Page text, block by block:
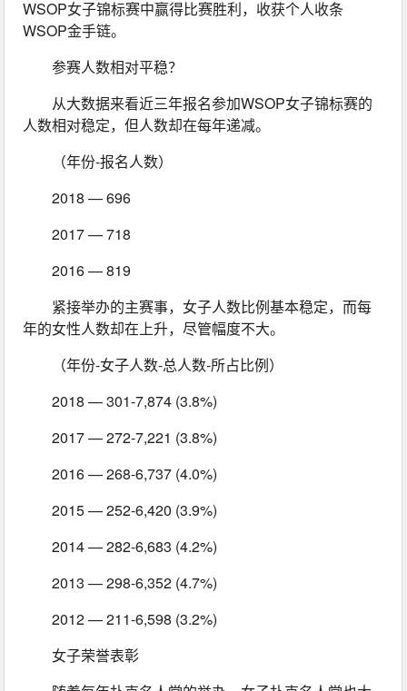
WSOP女子锦标赛中赢得比赛胜利，收获个人收条
WSOP金手链。
参赛人数相对平稳？
从大数据来看近三年报名参加WSOP女子锦标赛的
人数相对稳定，但人数却在每年递减。
（年份-报名人数）
2018 — 696
2017 — 718
2016 — 819
紧接举办的主赛事，女子人数比例基本稳定，而每
年的女性人数却在上升，尽管幅度不大。
（年份-女子人数-总人数-所占比例）
2018 — 301-7,874 (3.8%)
2017 — 272-7,221 (3.8%)
2016 — 268-6,737 (4.0%)
2015 — 252-6,420 (3.9%)
2014 — 282-6,683 (4.2%)
2013 — 298-6,352 (4.7%)
2012 — 211-6,598 (3.2%)
女子荣誉表彰